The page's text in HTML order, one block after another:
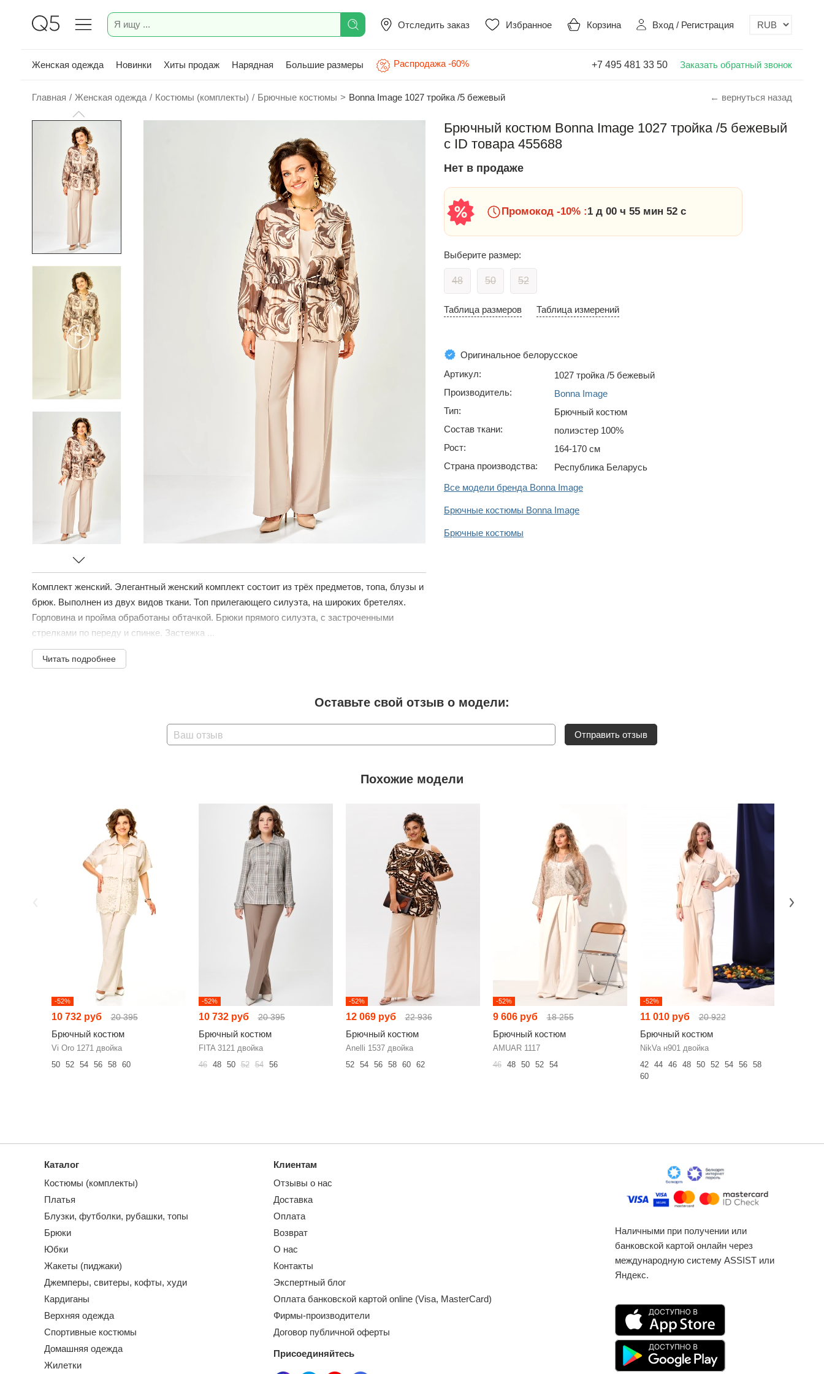
Отследить заказ Избранное Корзина Вход / Регистрация
Женская одежда Новинки Хиты продаж Нарядная Большие размеры Распродажа -60% +7 495 481 33 50 Заказать обратный звонок
Главная / Женская одежда / Костюмы (комплекты) / Брючные костюмы > Bonna Image 1027 тройка /5 бежевый ← вернуться назад
Комплект женский. Элегантный женский комплект состоит из трёх предметов, топа, блузы и
брюк. Выполнен из двух видов ткани. Топ прилегающего силуэта, на широких бретелях.
Горловина и пройма обработаны обтачкой. Брюки прямого силуэта, с застроченными
стрелками по переду и спинке. Застежка ...
Читать подробнее
Брючный костюм Bonna Image 1027 тройка /5 бежевый
с ID товара 455688
Нет в продаже
Промокод -10% :1 д 00 ч 55 мин 52 с
Выберите размер:
48 50 52
Таблица размеров Таблица измерений
Оригинальное белорусское
Артикул:
1027 тройка /5 бежевый
Производитель:
Bonna Image
Тип:
Брючный костюм
Состав ткани:
полиэстер 100%
Рост:
164-170 см
Страна производства:
Республика Беларусь
Все модели бренда Bonna Image
Брючные костюмы Bonna Image
Брючные костюмы
Оставьте свой отзыв о модели:
Ваш отзыв Отправить отзыв
Похожие модели
-52%
10 732 руб 20 395
Брючный костюм
Vi Oro 1271 двойка
50
52 54 56 58 60
-52%
10 732 руб 20 395
Брючный костюм
FITA 3121 двойка
46
48 50 52 54 56
-52%
12 069 руб 22 936
Брючный костюм
Anelli 1537 двойка
52
54 56 58 60 62
-52%
9 606 руб 18 255
Брючный костюм
AMUAR 1117
46
48 50 52 54
-52%
11 010 руб 20 922
Брючный костюм
NikVa н901 двойка
42
44 46 48 50 52 54 56
58
60
Каталог
Костюмы (комплекты)
Платья
Блузки, футболки, рубашки, топы
Брюки
Юбки
Жакеты (пиджаки)
Джемперы, свитеры, кофты, худи
Кардиганы
Верхняя одежда
Спортивные костюмы
Домашняя одежда
Жилетки
Клиентам
Отзывы о нас
Доставка
Оплата
Возврат
О нас
Контакты
Экспертный блог
Оплата банковской картой online (Visa, MasterCard)
Фирмы-производители
Договор публичной оферты
Присоединяйтесь
Наличными при получении или
банковской картой онлайн через
международную систему ASSIST или
Яндекс.